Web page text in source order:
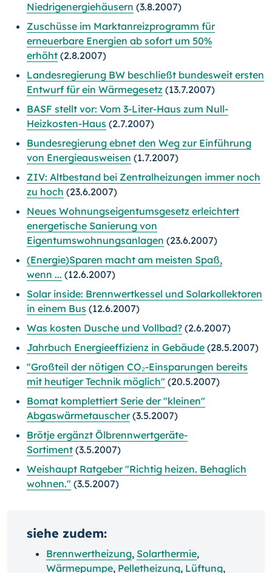
Niedrigenergiehäusern (3.8.2007)
Zuschüsse im Marktanreizprogramm für
erneuerbare Energien ab sofort um 50%
erhöht (2.8.2007)
Landesregierung BW beschließt bundesweit ersten
Entwurf für ein Wärmegesetz (13.7.2007)
BASF stellt vor: Vom 3-Liter-Haus zum Null-
Heizkosten-Haus (2.7.2007)
Bundesregierung ebnet den Weg zur Einführung
von Energieausweisen (1.7.2007)
ZIV: Altbestand bei Zentralheizungen immer noch
zu hoch (23.6.2007)
Neues Wohnungseigentumsgesetz erleichtert
energetische Sanierung von
Eigentumswohnungsanlagen (23.6.2007)
(Energie)Sparen macht am meisten Spaß,
wenn ... (12.6.2007)
Solar inside: Brennwertkessel und Solarkollektoren
in einem Bus (12.6.2007)
Was kosten Dusche und Vollbad? (2.6.2007)
Jahrbuch Energieeffizienz in Gebäude (28.5.2007)
"Großteil der nötigen CO₂-Einsparungen bereits
mit heutiger Technik möglich" (20.5.2007)
Bomat komplettiert Serie der "kleinen"
Abgaswärmetauscher(3.5.2007)
Brötje ergänzt Ölbrennwertgeräte-
Sortiment (3.5.2007)
Weishaupt Ratgeber "Richtig heizen. Behaglich
wohnen." (3.5.2007)
siehe zudem:
Brennwertheizung, Solarthermie,
Wärmepumpe, Pelletheizung, Lüftung,